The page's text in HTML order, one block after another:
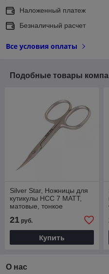
Наложенный платеж
Безналичный расчет
Все условия оплаты
Подобные товары
Silver Star, Ножницы для
кутикулы НСС 7 MATT,
матовые, тонкое
21 руб.
Купить
О нас